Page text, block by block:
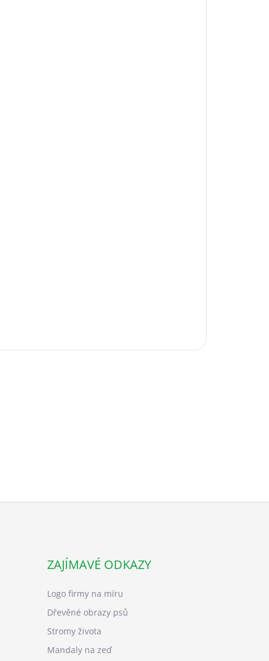
ZAJÍMAVÉ ODKAZY
Logo firmy na míru
Dřevěné obrazy psů
Stromy života
Mandaly na zeď